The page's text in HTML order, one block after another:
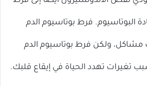
البوتاسيوم. فرط بوتاسيوم الدم
ولكن فرط بوتاسيوم الدم
تغيرات تهدد الحياة في إيقاع قلبك.